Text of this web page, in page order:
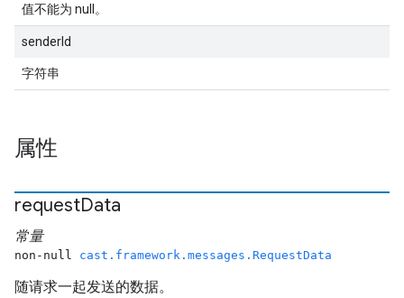
值不能为 null。
senderId
字符串
属性
requestData
常量
non-null cast.framework.messages.RequestData
随请求一起发送的数据。